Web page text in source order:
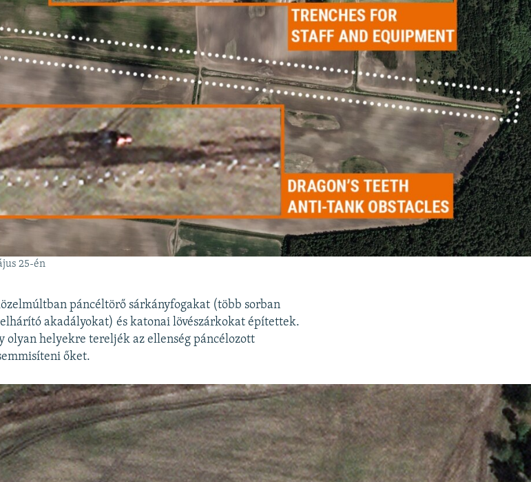
25-én
páncéltörő sárkányfogakat (több sorban
akadályokat) és katonai lövészárkokat építettek.
olyan helyekre tereljék az ellenség páncélozott
őket.